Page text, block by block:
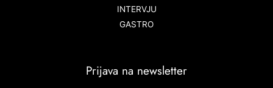
INTERVJU
GASTRO
Prijava na newsletter